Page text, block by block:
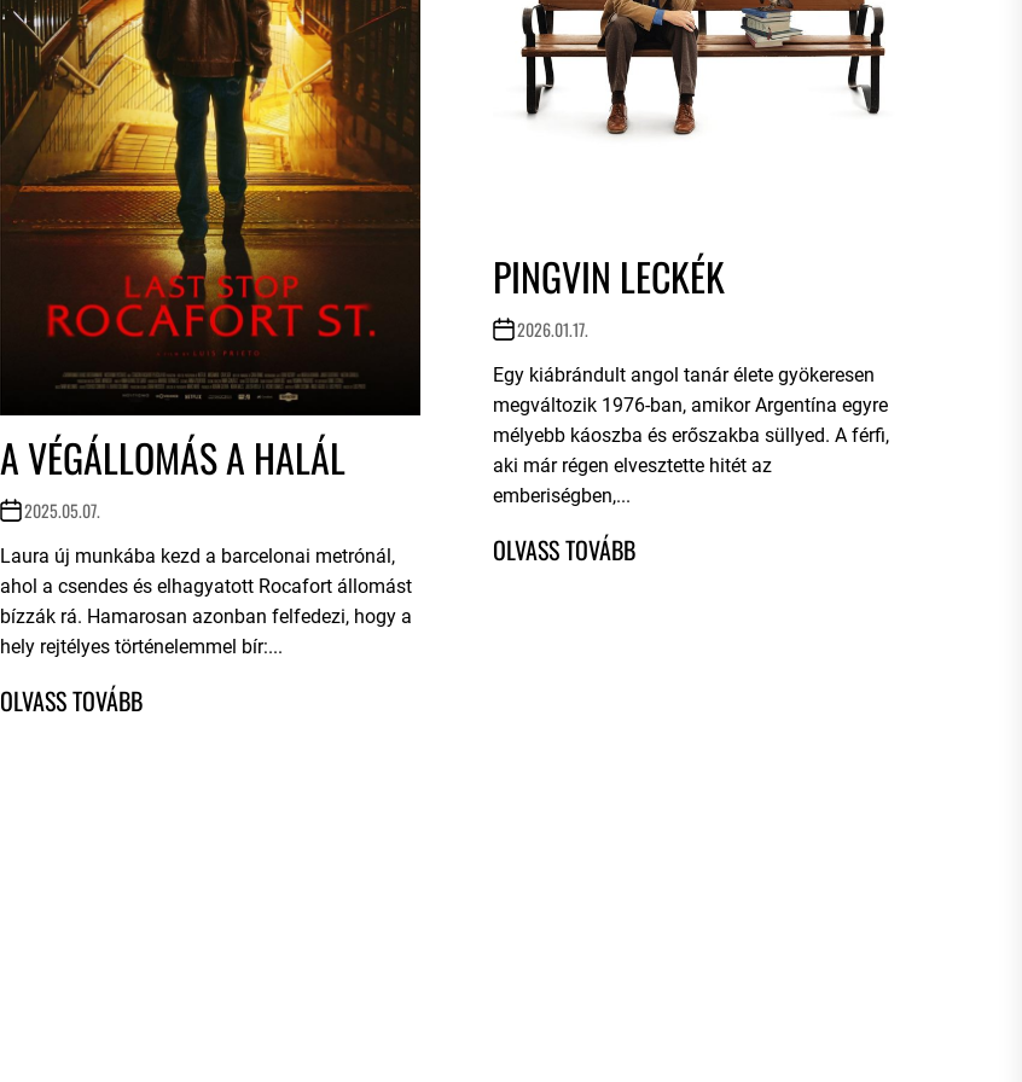
PINGVIN LECKÉK
2026.01.17.
Egy kiábrándult angol tanár élete gyökeresen
megváltozik 1976-ban, amikor Argentína egyre
mélyebb káoszba és erőszakba süllyed. A férfi,
aki már régen elvesztette hitét az
emberiségben,...
A VÉGÁLLOMÁS A HALÁL
2025.05.07.
Laura új munkába kezd a barcelonai metrónál,
ahol a csendes és elhagyatott Rocafort állomást
bízzák rá. Hamarosan azonban felfedezi, hogy a
hely rejtélyes történelemmel bír:...